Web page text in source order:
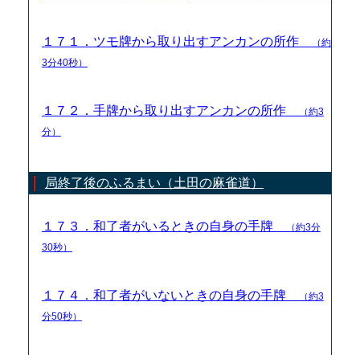
１７１．ツモ牌から取り出すアンカンの所作
（約
3分40秒）
１７２．手牌から取り出すアンカンの所作
（約3
分）
局終了後のふるまい（土田の麻雀道）
１７３．和了者がいるときの自身の手牌
（約3分
30秒）
１７４．和了者がいないときの自身の手牌
（約3
分50秒）